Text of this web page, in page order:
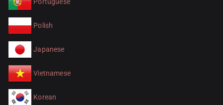
Polish
Japanese
Vietnamese
Korean